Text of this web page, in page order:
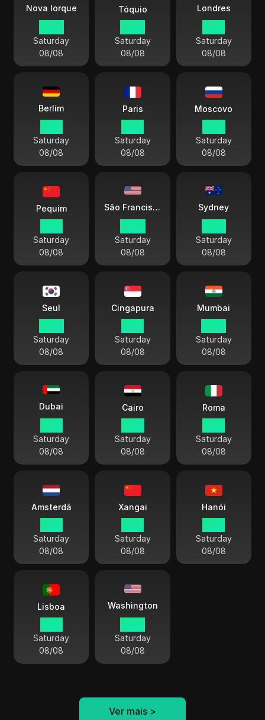
Nova Iorque
Saturday
08/08
Tóquio
Saturday
08/08
Londres
Saturday
08/08
Berlim
Saturday
08/08
Paris
Saturday
08/08
Moscovo
Saturday
08/08
Pequim
Saturday
08/08
São Francisco
Saturday
08/08
Sydney
Saturday
08/08
Seul
Saturday
08/08
Cingapura
Saturday
08/08
Mumbai
Saturday
08/08
Dubai
Saturday
08/08
Cairo
Saturday
08/08
Roma
Saturday
08/08
Amsterdã
Saturday
08/08
Xangai
Saturday
08/08
Hanói
Saturday
08/08
Lisboa
Saturday
08/08
Washington
Saturday
08/08
Ver mais >